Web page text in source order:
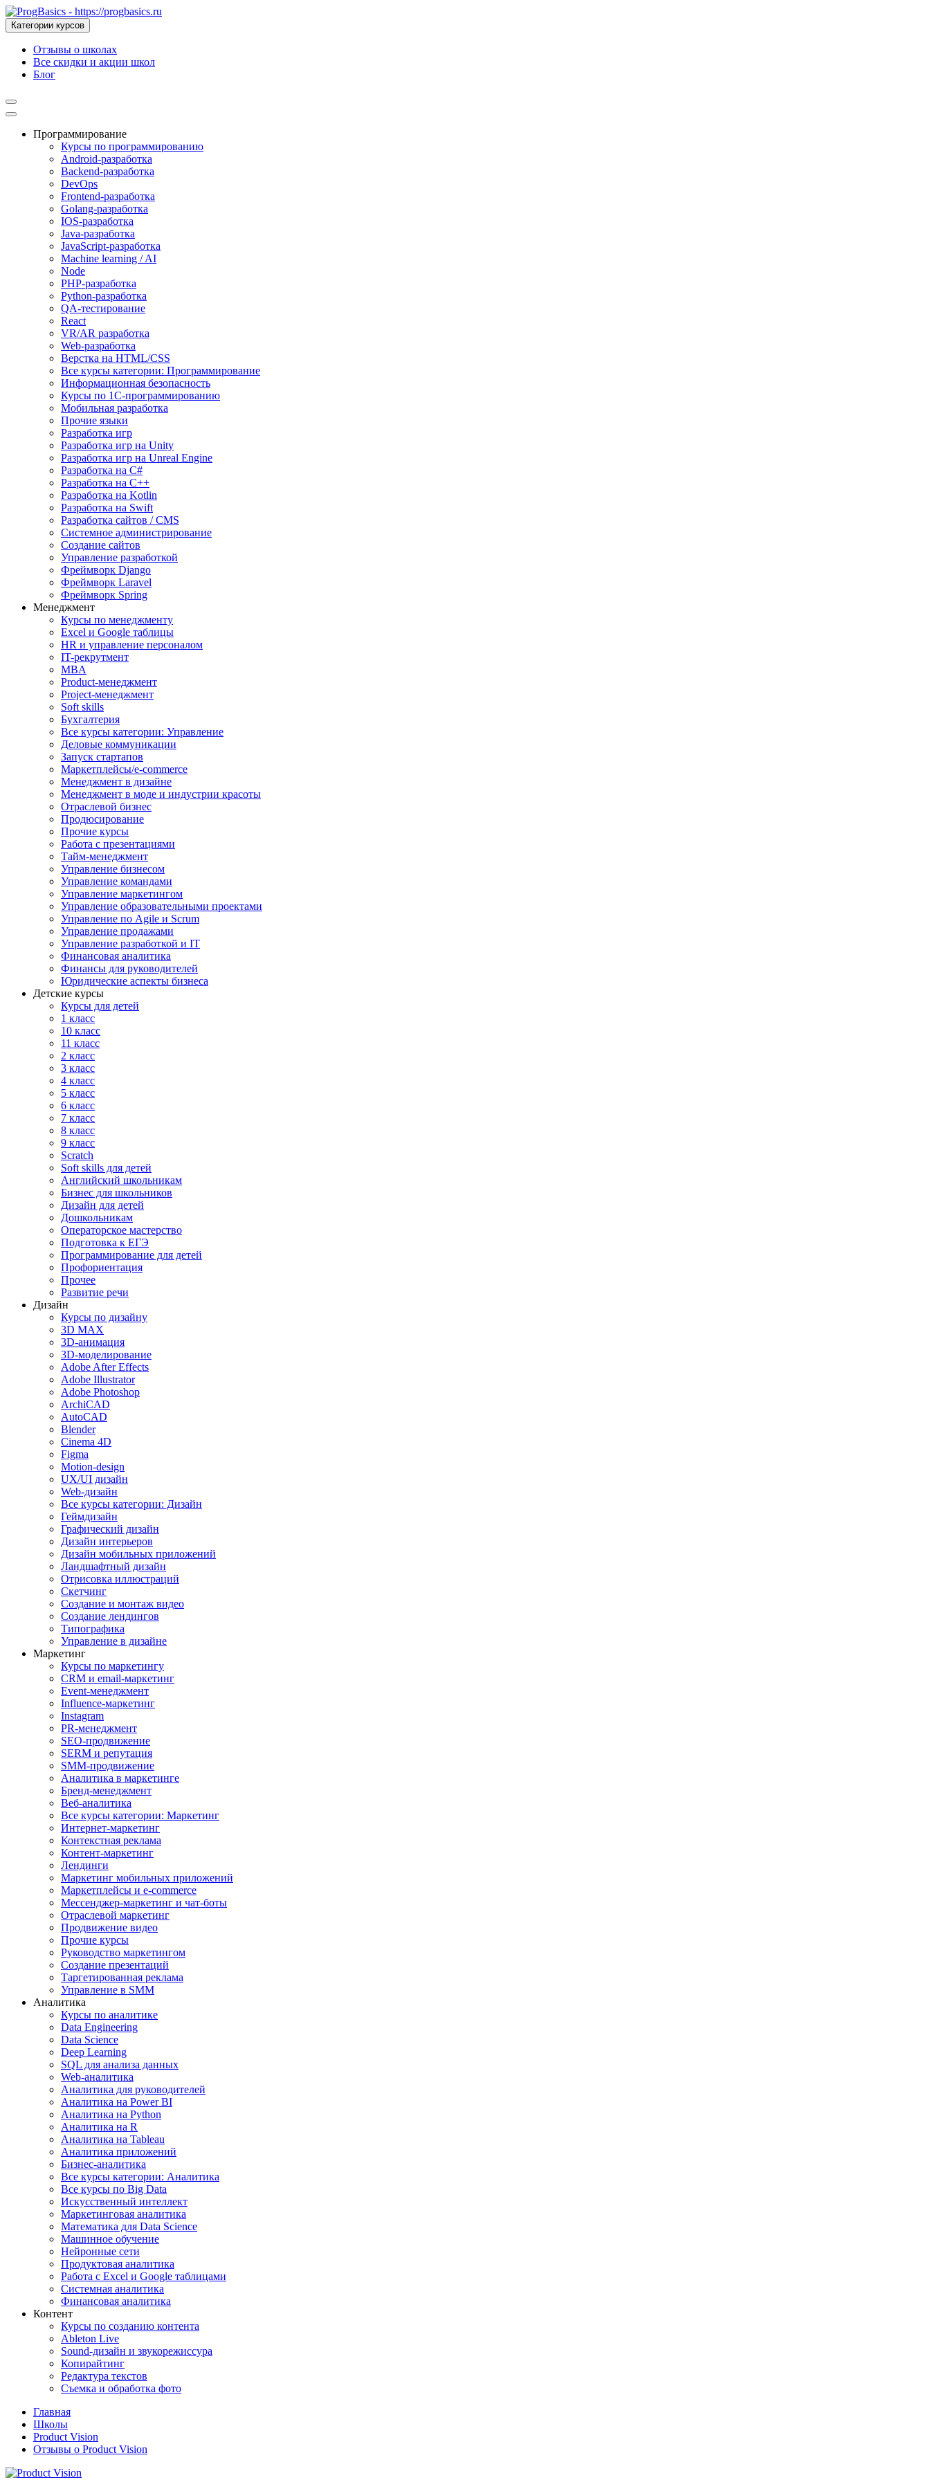
Категории курсов
Отзывы о школах
Все скидки и акции школ
Блог
Программирование
Курсы по программированию
Android-разработка
Backend-разработка
DevOps
Frontend-разработка
Golang-разработка
IOS-разработка
Java-разработка
JavaScript-разработка
Machine learning / AI
Node
PHP-разработка
Python-разработка
QA-тестирование
React
VR/AR разработка
Web-разработка
Верстка на HTML/CSS
Все курсы категории: Программирование
Информационная безопасность
Курсы по 1С-программированию
Мобильная разработка
Прочие языки
Разработка игр
Разработка игр на Unity
Разработка игр на Unreal Engine
Разработка на C#
Разработка на C++
Разработка на Kotlin
Разработка на Swift
Разработка сайтов / CMS
Системное администрирование
Создание сайтов
Управление разработкой
Фреймворк Django
Фреймворк Laravel
Фреймворк Spring
Менеджмент
Курсы по менеджменту
Excel и Google таблицы
HR и управление персоналом
IT-рекрутмент
MBA
Product-менеджмент
Project-менеджмент
Soft skills
Бухгалтерия
Все курсы категории: Управление
Деловые коммуникации
Запуск стартапов
Маркетплейсы/e-commerce
Менеджмент в дизайне
Менеджмент в моде и индустрии красоты
Отраслевой бизнес
Продюсирование
Прочие курсы
Работа с презентациями
Тайм-менеджмент
Управление бизнесом
Управление командами
Управление маркетингом
Управление образовательными проектами
Управление по Agile и Scrum
Управление продажами
Управление разработкой и IT
Финансовая аналитика
Финансы для руководителей
Юридические аспекты бизнеса
Детские курсы
Курсы для детей
1 класс
10 класс
11 класс
2 класс
3 класс
4 класс
5 класс
6 класс
7 класс
8 класс
9 класс
Scratch
Soft skills для детей
Английский школьникам
Бизнес для школьников
Дизайн для детей
Дошкольникам
Операторское мастерство
Подготовка к ЕГЭ
Программирование для детей
Профориентация
Прочее
Развитие речи
Дизайн
Курсы по дизайну
3D MAX
3D-анимация
3D-моделирование
Adobe After Effects
Adobe Illustrator
Adobe Photoshop
ArchiCAD
AutoCAD
Blender
Cinema 4D
Figma
Motion-design
UX/UI дизайн
Web-дизайн
Все курсы категории: Дизайн
Геймдизайн
Графический дизайн
Дизайн интерьеров
Дизайн мобильных приложений
Ландшафтный дизайн
Отрисовка иллюстраций
Скетчинг
Создание и монтаж видео
Создание лендингов
Типографика
Управление в дизайне
Маркетинг
Курсы по маркетингу
CRM и email-маркетинг
Event-менеджмент
Influence-маркетинг
Instagram
PR-менеджмент
SEO-продвижение
SERM и репутация
SMM-продвижение
Аналитика в маркетинге
Бренд-менеджмент
Веб-аналитика
Все курсы категории: Маркетинг
Интернет-маркетинг
Контекстная реклама
Контент-маркетинг
Лендинги
Маркетинг мобильных приложений
Маркетплейсы и e-commerce
Мессенджер-маркетинг и чат-боты
Отраслевой маркетинг
Продвижение видео
Прочие курсы
Руководство маркетингом
Создание презентаций
Таргетированная реклама
Управление в SMM
Аналитика
Курсы по аналитике
Data Engineering
Data Science
Deep Learning
SQL для анализа данных
Web-аналитика
Аналитика для руководителей
Аналитика на Power BI
Аналитика на Python
Аналитика на R
Аналитика на Tableau
Аналитика приложений
Бизнес-аналитика
Все курсы категории: Аналитика
Все курсы по Big Data
Искусственный интеллект
Маркетинговая аналитика
Математика для Data Science
Машинное обучение
Нейронные сети
Продуктовая аналитика
Работа с Excel и Google таблицами
Системная аналитика
Финансовая аналитика
Контент
Курсы по созданию контента
Ableton Live
Sound-дизайн и звукорежиссура
Копирайтинг
Редактура текстов
Съемка и обработка фото
Главная
Школы
Product Vision
Отзывы о Product Vision